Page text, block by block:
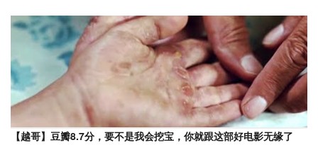
【越哥】豆瓣8.7分，要不是我会挖宝，你就跟这部好电影无缘了